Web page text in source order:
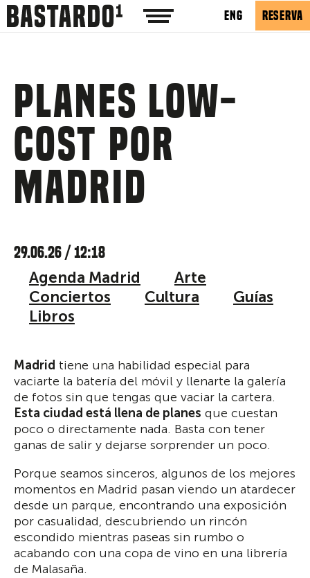
ENG RESERVA
Planes low-
cost por
Madrid
29.06.26 / 12:18
Agenda Madrid
Arte
Conciertos
Cultura
Guías
Libros
Madrid tiene una habilidad especial para
vaciarte la batería del móvil y llenarte la galería
de fotos sin que tengas que vaciar la cartera.
Esta ciudad está llena de planes que cuestan
poco o directamente nada. Basta con tener
ganas de salir y dejarse sorprender un poco.
Porque seamos sinceros, algunos de los mejores
momentos en Madrid pasan viendo un atardecer
desde un parque, encontrando una exposición
por casualidad, descubriendo un rincón
escondido mientras paseas sin rumbo o
acabando con una copa de vino en una librería
de Malasaña.